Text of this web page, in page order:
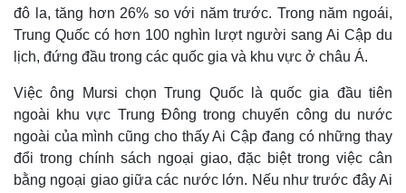
Thế giới
Quan sát
Multimedia
Video
đô la, tăng hơn 26% so với năm trước. Trong năm ngoái,
Trung Quốc có hơn 100 nghìn lượt người sang Ai Cập du
lịch, đứng đầu trong các quốc gia và khu vực ở châu Á.
Việc ông Mursi chọn Trung Quốc là quốc gia đầu tiên
ngoài khu vực Trung Đông trong chuyến công du nước
ngoài của mình cũng cho thấy Ai Cập đang có những thay
đổi trong chính sách ngoại giao, đặc biệt trong việc cân
bằng ngoại giao giữa các nước lớn. Nếu như trước đây Ai